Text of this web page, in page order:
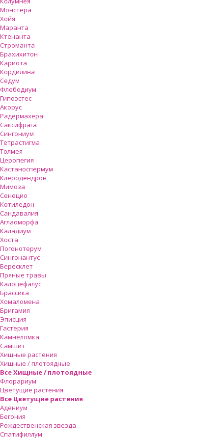
Монстера
Хойя
Маранта
Ктенанта
Строманта
Брахихитон
Кариота
Кордилина
Седум
Флебодиум
Гипоэстес
Акорус
Радермахера
Саксифрага
Сингониум
Тетрастигма
Толмея
Церопегия
Кастаноспермум
Клеродендрон
Мимоза
Сенецио
Котиледон
Сандавалия
Аглаоморфа
Каладиум
Хоста
Погонотерум
Сингонантус
Бересклет
Пряные травы
Калоцефалус
Брассика
Хомаломена
Бригамия
Эписция
Гастерия
Камнеломка
Самшит
Хищные растения
Хищные / плотоядные
Все Хищные / плотоядные
Флорариум
Цветущие растения
Все Цветущие растения
Адениум
Бегония
Рождественская звезда
Спатифиллум